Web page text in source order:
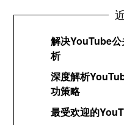
解决YouTube
析
深度解析
功策略
最受欢迎的